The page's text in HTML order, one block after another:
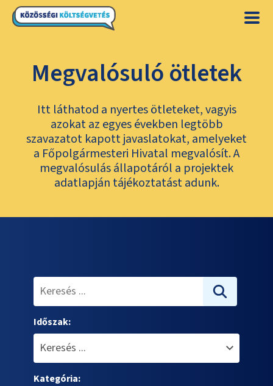
Megvalósuló ötletek
Itt láthatod a nyertes ötleteket, vagyis
azokat az egyes években legtöbb
szavazatot kapott javaslatokat, amelyeket
a Főpolgármesteri Hivatal megvalósít. A
megvalósulás állapotáról a projektek
adatlapján tájékoztatást adunk.
Időszak:
Kategória: